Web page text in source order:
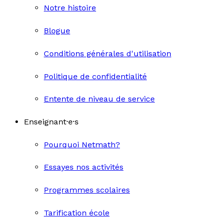
Notre histoire
Blogue
Conditions générales d'utilisation
Politique de confidentialité
Entente de niveau de service
Enseignant·e·s
Pourquoi Netmath?
Essayes nos activités
Programmes scolaires
Tarification école